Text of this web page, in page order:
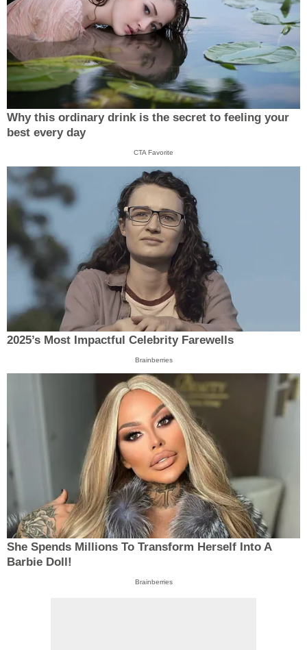
Why this ordinary drink is the secret to feeling your
best every day
CTA Favorite
2025’s Most Impactful Celebrity Farewells
Brainberries
She Spends Millions To Transform Herself Into A
Barbie Doll!
Brainberries